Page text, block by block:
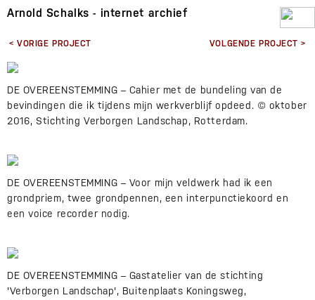
Arnold Schalks - internet archief
< VORIGE PROJECT VOLGENDE PROJECT >
DE OVEREENSTEMMING – Cahier met de bundeling van de
bevindingen die ik tijdens mijn werkverblijf opdeed. © oktober
2016, Stichting Verborgen Landschap, Rotterdam.
DE OVEREENSTEMMING – Voor mijn veldwerk had ik een
grondpriem, twee grondpennen, een interpunctiekoord en
een voice recorder nodig.
DE OVEREENSTEMMING – Gastatelier van de stichting
'Verborgen Landschap', Buitenplaats Koningsweg,